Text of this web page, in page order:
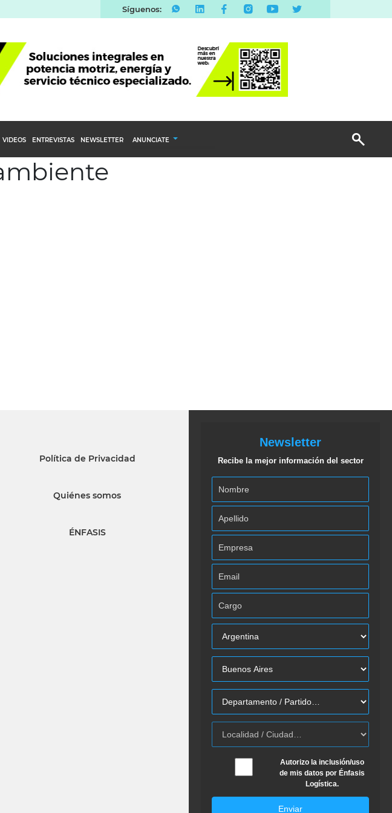
Síguenos:
Editorial
Anteriores
VIDEOS ENTREVISTAS NEWSLETTER ANUNCIATE
Política de Privacidad
Quiénes somos
ÉNFASIS
Newsletter
Recibe la mejor información del sector
Autorizo la inclusión/uso
de mis datos por Énfasis
Logística.
Enviar